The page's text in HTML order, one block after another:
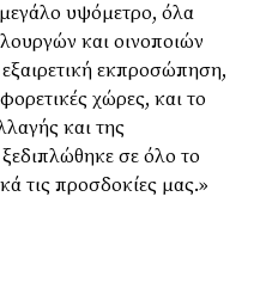
υψόμετρο, όλα
και οινοποιών
εκπροσώπηση,
χώρες, και το
και της
σε όλο το
τις προσδοκίες μας.»